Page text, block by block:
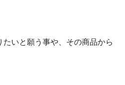
いと願う事や、その商品から